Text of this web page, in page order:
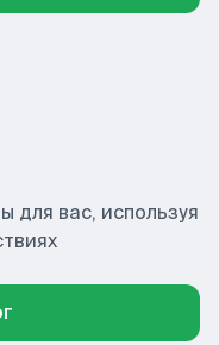
вас, используя